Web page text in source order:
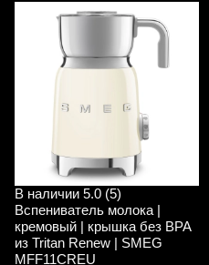
В наличии 5.0 (5)
Вспениватель молока |
кремовый | крышка без ВРА
из Tritan Renew | SMEG
MFF11CREU